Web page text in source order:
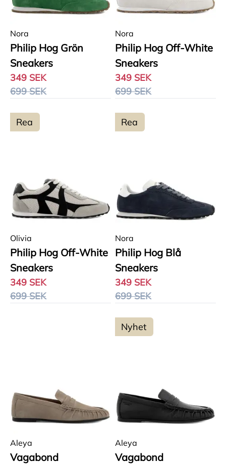
Nora
Philip Hog Grön
Sneakers
349 SEK
699 SEK
Nora
Philip Hog Off-White
Sneakers
349 SEK
699 SEK
Rea
Olivia
Philip Hog Off-White
Sneakers
349 SEK
699 SEK
Rea
Nora
Philip Hog Blå
Sneakers
349 SEK
699 SEK
Aleya
Vagabond
Nyhet
Aleya
Vagabond